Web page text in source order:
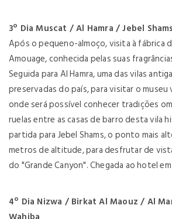
3º Dia Muscat / Al Hamra / Jebel
Após o pequeno-almoço, visita à fábrica
Amouage, conhecida pelas suas
Seguida para Al Hamra, uma das vilas
preservadas do país, para visitar o museu
onde será possível conhecer tradições
ruelas entre as casas de barro desta vila
partida para Jebel Shams, o ponto mais
metros de altitude, para desfrutar de
do "Grande Canyon". Chegada ao hotel
4º Dia Nizwa / Birkat Al Maouz / Al